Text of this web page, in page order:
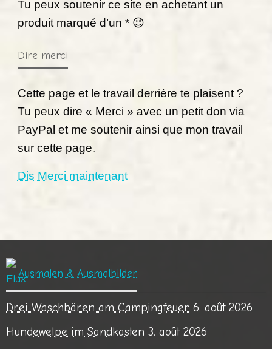
Tu peux soutenir ce site en achetant un
produit marqué d’un * 😉
Dire merci
Cette page et le travail derrière te plaisent ?
Tu peux dire « Merci » avec un petit don via
PayPal et me soutenir ainsi que mon travail
sur cette page.
Dis Merci maintenant
Ausmalen & Ausmalbilder
Drei Waschbären am Campingfeuer 6. août 2026
Hundewelpe im Sandkasten 3. août 2026